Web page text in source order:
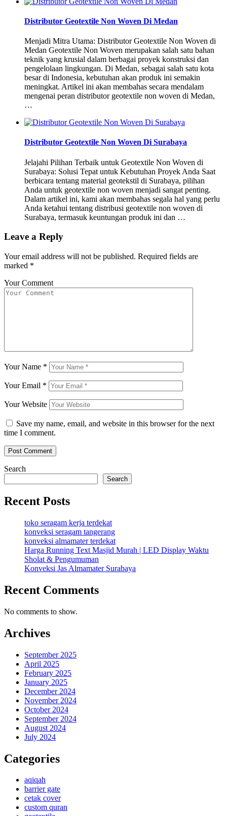
Distributor Geotextile Non Woven Di Medan
Menjadi Mitra Utama: Distributor Geotextile Non Woven di
Medan Geotextile Non Woven merupakan salah satu bahan
teknik yang krusial dalam berbagai proyek konstruksi dan
pengelolaan lingkungan. Di Medan, sebagai salah satu kota
besar di Indonesia, kebutuhan akan produk ini semakin
meningkat. Artikel ini akan membahas secara mendalam
mengenai peran distributor geotextile non woven di Medan,
…
Distributor Geotextile Non Woven Di Surabaya
Jelajahi Pilihan Terbaik untuk Geotextile Non Woven di
Surabaya: Solusi Tepat untuk Kebutuhan Proyek Anda Saat
berbicara tentang material geotekstil di Surabaya, pilihan
Anda untuk geotextile non woven menjadi sangat penting.
Dalam artikel ini, kami akan membahas segala hal yang perlu
Anda ketahui tentang distribusi geotextile non woven di
Surabaya, termasuk keuntungan produk ini dan …
Leave a Reply
Your email address will not be published. Required fields are
marked *
Your Comment
Your Name *
Your Email *
Your Website
Save my name, email, and website in this browser for the next
time I comment.
Search
Search
Recent Posts
toko seragam kerja terdekat
konveksi seragam tangerang
konveksi almamater terdekat
Harga Running Text Masjid Murah | LED Display Waktu
Sholat & Pengumuman
Konveksi Jas Almamater Surabaya
Recent Comments
No comments to show.
Archives
September 2025
April 2025
February 2025
January 2025
December 2024
November 2024
October 2024
September 2024
August 2024
July 2024
Categories
aqiqah
barrier gate
cetak cover
custom quran